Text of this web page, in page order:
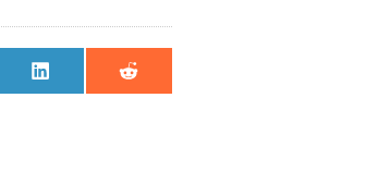
Compartir
en
Compartir
en